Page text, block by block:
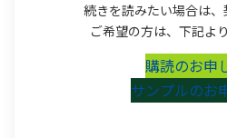
続きを読みたい場合は、
ご希望の方は、下記よ
購読のお申
サンプルのお